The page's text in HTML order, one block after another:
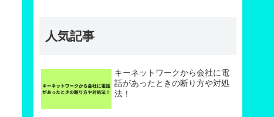
人気記事
キーネットワークから会社に電
話があったときの断り方や対処
法！